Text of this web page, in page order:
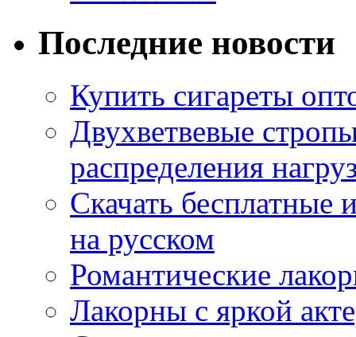
Последние новости
Купить сигареты
Двухветвевые
распределения
Скачать
на русском
Романтические
Лакорны с яркой